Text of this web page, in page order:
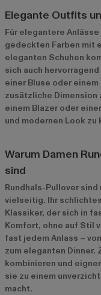
Elegante Outfits
Für elegantere
gedeckten Farben mit
eleganten Schuhen
sich auch
einer Bluse oder
zusätzliche Dimension
einem Blazer oder
und modernen Look zu
Warum Damen
sind
Rundhals-Pullover
vielseitig. Ihr
Klassiker, der sich in
Komfort, ohne auf Stil
fast jedem Anlass –
zum eleganten Dinner.
kombinieren und
sie zu einem
macht.